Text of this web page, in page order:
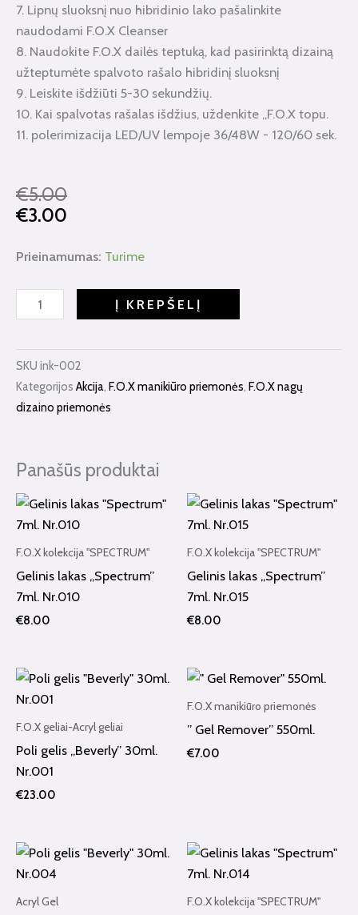
7. Lipnų sluoksnį nuo hibridinio lako pašalinkite
naudodami F.O.X Cleanser
8. Naudokite F.O.X dailės teptuką, kad pasirinktą dizainą
užteptumėte spalvoto rašalo hibridinį sluoksnį
9. Leiskite išdžiūti 5-30 sekundžių.
10. Kai spalvotas rašalas išdžius, uždenkite „F.O.X topu.
11. polerimizacija LED/UV lempoje 36/48W - 120/60 sek.
€5.00
Original
price
€5.00.
€3.00
Current
price
€3.00.
Prieinamumas: Turime
produkto
Color
Ink
Nr.002
5ml.
Į KREPŠELĮ
SKU ink-002
Kategorijos Akcija, F.O.X manikiūro priemonės, F.O.X nagų
dizaino priemonės
Panašūs produktai
F.O.X kolekcija "SPECTRUM"
Gelinis lakas „Spectrum”
7ml. Nr.010
€8.00
F.O.X kolekcija "SPECTRUM"
Gelinis lakas „Spectrum”
7ml. Nr.015
€8.00
F.O.X geliai-Acryl geliai
Poli gelis „Beverly” 30ml.
Nr.001
€23.00
F.O.X manikiūro priemonės
” Gel Remover” 550ml.
€7.00
Acryl Gel F.O.X kolekcija "SPECTRUM"